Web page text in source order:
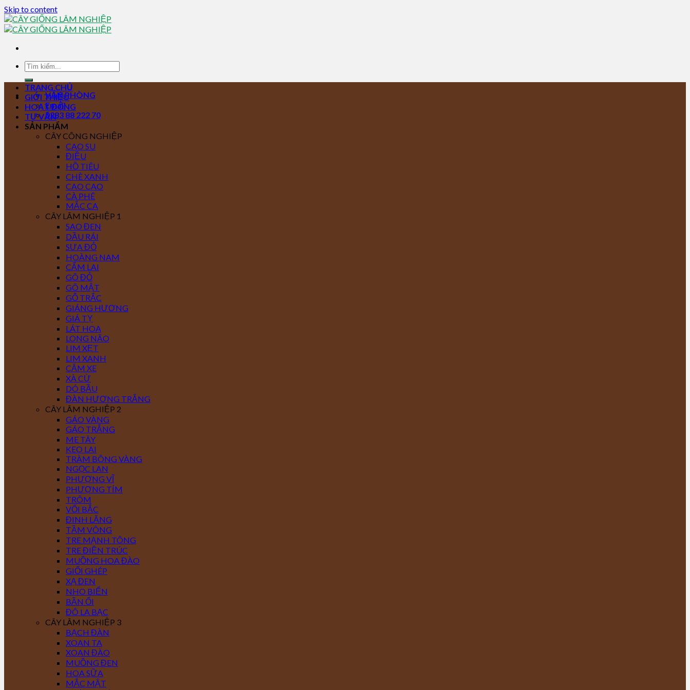
Skip to content
VĂN PHÒNG
Email
0283 88 222 70
TRANG CHỦ
GIỚI THIỆU
HOẠT ĐỘNG
TƯ VẤN
SẢN PHẨM
CÂY CÔNG NGHIỆP
CAO SU
ĐIỀU
HỒ TIÊU
CHÈ XANH
CAO CAO
CÀ PHÊ
MẮC CA
CÂY LÂM NGHIỆP 1
SAO ĐEN
DẦU RÁI
SƯA ĐỎ
HOÀNG NAM
CẨM LAI
GÕ ĐỎ
GÕ MẬT
GỖ TRẮC
GIÁNG HƯƠNG
GIÁ TỴ
LÁT HOA
LONG NÃO
LIM XẸT
LIM XANH
CĂM XE
XÀ CỪ
DÓ BẦU
ĐÀN HƯƠNG TRẮNG
CÂY LÂM NGHIỆP 2
GÁO VÀNG
GÁO TRẮNG
ME TÂY
KEO LAI
TRÀM BÔNG VÀNG
NGỌC LAN
PHƯỢNG VĨ
PHƯỢNG TÍM
TRÔM
VỐI BẮC
ĐINH LĂNG
TẦM VÔNG
TRE MẠNH TÔNG
TRE ĐIỀN TRÚC
MUỒNG HOA ĐÀO
GIỔI GHÉP
XẠ ĐEN
NHO BIỂN
BẦN ỔI
ĐÔ LA BẠC
CÂY LÂM NGHIỆP 3
BẠCH ĐÀN
XOAN TA
XOAN ĐÀO
MUỒNG ĐEN
HOA SỮA
MẮC MẬT